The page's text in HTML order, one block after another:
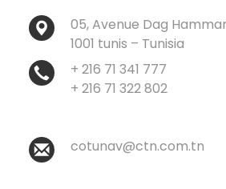
05, Avenue Dag
1001 tunis – Tunisia
+ 216 71 341 777
+ 216 71 322 802
cotunav@ctn.com.tn